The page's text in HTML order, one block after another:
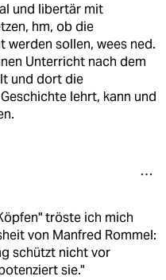
und libertär mit
hm, ob die
werden sollen, wees ned.
Unterricht nach dem
und dort die
lehrt, kann und
tröste ich mich
von Manfred Rommel:
schützt nicht vor
sie."